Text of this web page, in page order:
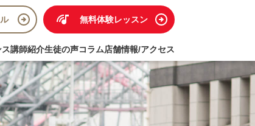
無料体験レッスン
ス講師紹介生徒の声コラム店舗情報/アクセス